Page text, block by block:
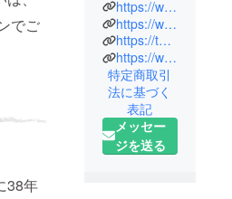
でご
38年
ング・イベ
ント企画[Art
Work]代表の
原尻です。
【劇団吉祥
じゅん&ワル
キューレ】
https://www.artswork.biz/
https://www.facebook.com/valkyrie.hakkenden
https://twitter.com/valkyrie_oita
https://www.instagram.com/harazira/
特定商取引
法に基づく
表記
メッセー
ジを送る